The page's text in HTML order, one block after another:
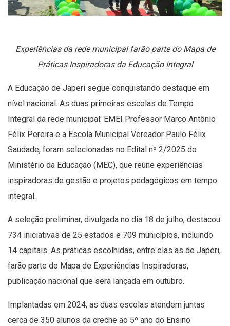
Experiências da rede municipal farão parte do Mapa de
Práticas Inspiradoras da Educação Integral
A Educação de Japeri segue conquistando destaque em
nível nacional. As duas primeiras escolas de Tempo
Integral da rede municipal: EMEI Professor Marco Antônio
Félix Pereira e a Escola Municipal Vereador Paulo Félix
Saudade, foram selecionadas no Edital nº 2/2025 do
Ministério da Educação (MEC), que reúne experiências
inspiradoras de gestão e projetos pedagógicos em tempo
integral.
A seleção preliminar, divulgada no dia 18 de julho, destacou
734 iniciativas de 25 estados e 709 municípios, incluindo
14 capitais. As práticas escolhidas, entre elas as de Japeri,
farão parte do Mapa de Experiências Inspiradoras,
publicação nacional que será lançada em outubro.
Implantadas em 2024, as duas escolas atendem juntas
cerca de 350 alunos da creche ao 5º ano do Ensino